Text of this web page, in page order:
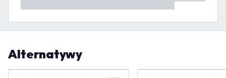
Alternatywy